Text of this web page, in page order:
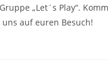
„Let´s Play“.
auf euren Besuch!